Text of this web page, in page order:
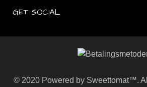
GET SOCIAL
© 2020 Powered by Sweettomat™.